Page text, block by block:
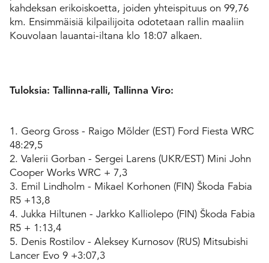
kahdeksan erikoiskoetta, joiden yhteispituus on 99,76
km. Ensimmäisiä kilpailijoita odotetaan rallin maaliin
Kouvolaan lauantai-iltana klo 18:07 alkaen.
Tuloksia: Tallinna-ralli, Tallinna Viro:
1. Georg Gross - Raigo Mõlder (EST) Ford Fiesta WRC
48:29,5
2. Valerii Gorban - Sergei Larens (UKR/EST) Mini John
Cooper Works WRC + 7,3
3. Emil Lindholm - Mikael Korhonen (FIN) Škoda Fabia
R5 +13,8
4. Jukka Hiltunen - Jarkko Kalliolepo (FIN) Škoda Fabia
R5 + 1:13,4
5. Denis Rostilov - Aleksey Kurnosov (RUS) Mitsubishi
Lancer Evo 9 +3:07,3